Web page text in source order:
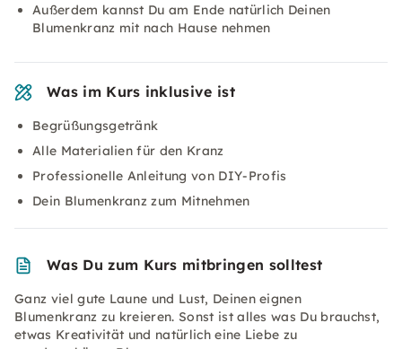
Außerdem kannst Du am Ende natürlich Deinen
Blumenkranz mit nach Hause nehmen
Was im Kurs inklusive ist
Begrüßungsgetränk
Alle Materialien für den Kranz
Professionelle Anleitung von DIY-Profis
Dein Blumenkranz zum Mitnehmen
Was Du zum Kurs mitbringen solltest
Ganz viel gute Laune und Lust, Deinen eignen
Blumenkranz zu kreieren. Sonst ist alles was Du brauchst,
etwas Kreativität und natürlich eine Liebe zu